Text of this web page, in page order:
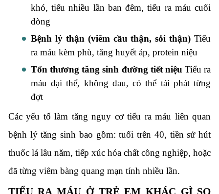
khó, tiểu nhiều lần ban đêm, tiểu ra máu cuối
dòng
Bệnh lý thận (viêm cầu thận, sỏi thận) Tiểu
ra máu kèm phù, tăng huyết áp, protein niệu
Tổn thương tăng sinh đường tiết niệu Tiểu ra
máu đại thể, không đau, có thể tái phát từng
đợt
Các yếu tố làm tăng nguy cơ tiểu ra máu liên quan
bệnh lý tăng sinh bao gồm: tuổi trên 40, tiền sử hút
thuốc lá lâu năm, tiếp xúc hóa chất công nghiệp, hoặc
đã từng viêm bàng quang mạn tính nhiều lần.
TIỂU RA MÁU Ở TRẺ EM KHÁC GÌ SO